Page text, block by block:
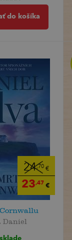
do košíka
24,70 €
23,47 €
Daniel